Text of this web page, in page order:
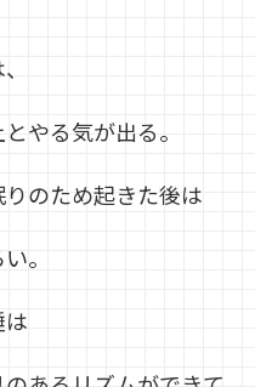
やる気が出る。
のため起きた後は
。